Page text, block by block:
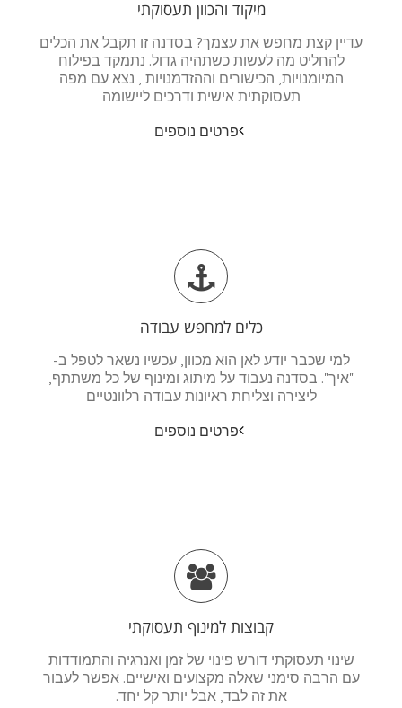
מיקוד והכוון תעסוקתי
עדיין קצת מחפש את עצמך? בסדנה זו תקבל את הכלים
להחליט מה לעשות כשתהיה גדול. נתמקד בפילוח
המיומנויות, הכישורים וההזדמנויות , נצא עם מפה
תעסוקתית אישית ודרכים ליישומה
פרטים נוספים
כלים למחפש עבודה
למי שכבר יודע לאן הוא מכוון, עכשיו נשאר לטפל ב-
"איך". בסדנה נעבוד על מיתוג ומינוף של כל משתתף,
ליצירה וצליחת ראיונות עבודה רלוונטיים
פרטים נוספים
קבוצות למינוף תעסוקתי
שינוי תעסוקתי דורש פינוי של זמן ואנרגיה והתמודדות
עם הרבה סימני שאלה מקצועים ואישיים. אפשר לעבור
את זה לבד, אבל יותר קל יחד.